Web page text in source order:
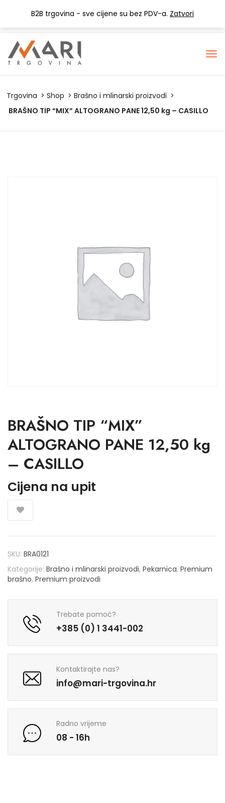
B2B trgovina - sve cijene su bez PDV-a. Zatvori
+385 (0) 1 3441-053
info@mari-trgovina.hr
Trgovina Shop
Brašno i mlinarski proizvodi
BRAŠNO TIP “MIX” ALTOGRANO PANE 12,50 kg – CASILLO
BRAŠNO TIP “MIX”
ALTOGRANO PANE 12,50 kg
– CASILLO
Cijena na upit
SKU: BRA0121
Kategorije: Brašno i mlinarski proizvodi, Pekarnica, Premium
brašno, Premium proizvodi
Trebate pomoć?
+385 (0) 1 3441-002
Kontaktirajte nas?
info@mari-trgovina.hr
Radno vrijeme
08 - 16h